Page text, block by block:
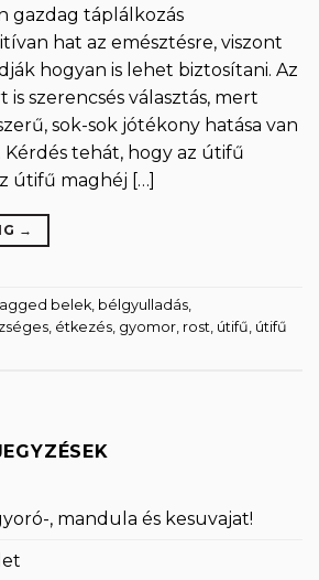
gazdag táplálkozás
hat az emésztésre, viszont
hogyan is lehet biztosítani. Az
szerencsés választás, mert
sok-sok jótékony hatása van
tehát, hogy az útifű
útifű maghéj […]
→
belek, bélgyulladás,
, étkezés, gyomor, rost, útifű, útifű
, mandula és kesuvajat!